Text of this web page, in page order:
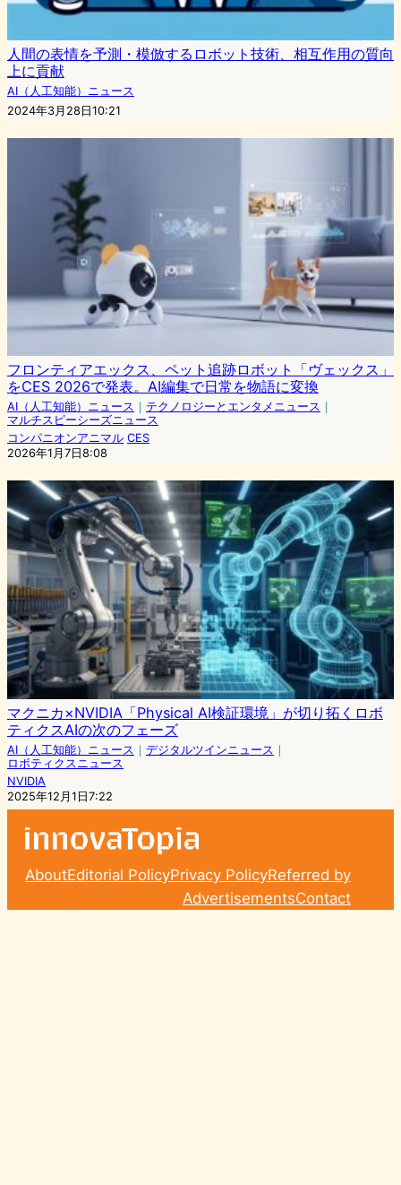
人間の表情を予測・模倣するロボット技術、相互作用の質向
上に貢献
AI（人工知能）ニュース
2024年3月28日10:21
フロンティアエックス、ペット追跡ロボット「ヴェックス」
をCES 2026で発表。AI編集で日常を物語に変換
AI（人工知能）ニュース ｜ テクノロジーとエンタメニュース ｜
マルチスピーシーズニュース
コンパニオンアニマル CES
2026年1月7日8:08
マクニカ×NVIDIA「Physical AI検証環境」が切り拓くロボ
ティクスAIの次のフェーズ
AI（人工知能）ニュース ｜ デジタルツインニュース ｜
ロボティクスニュース
NVIDIA
2025年12月1日7:22
AboutEditorial PolicyPrivacy PolicyReferred by
AdvertisementsContact